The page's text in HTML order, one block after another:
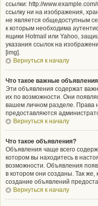
ссылки: http://
ссылку ни на изображения,
не является общедоступным
к которым необходима
ящики Hotmail или Yahoo,
указания ссылок на
[img].
Вернуться к началу
Что такое важные
Эти объявления содержат
их по возможности. Они
вашем личном разделе. Права
предоставляются
Вернуться к началу
Что такое объявления?
Объявления чаще всего
котором вы находитесь в
возможности. Объявления
в котором они созданы. Так
создание объявлений
Вернуться к началу